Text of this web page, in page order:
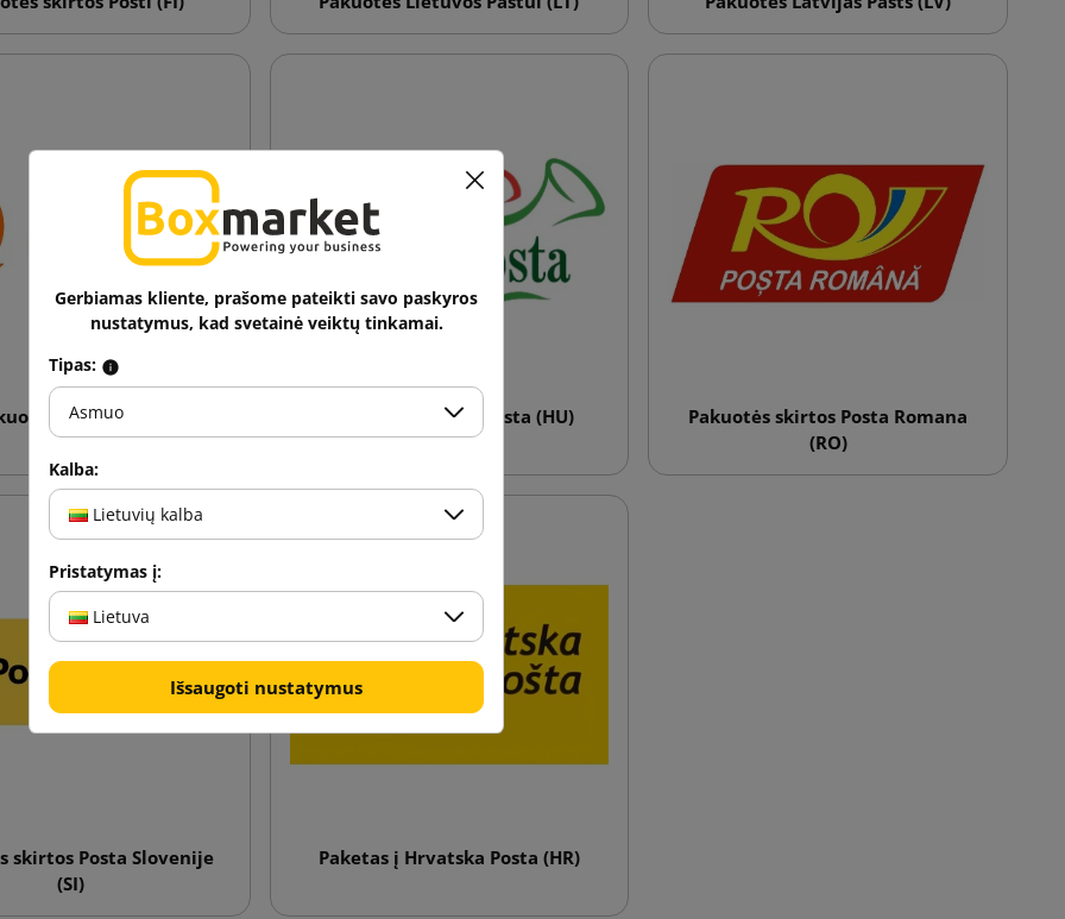
Omniva (EE) Pakuotės Magyar Posta (HU)
Pakuotės skirtos Posta Romana
(RO)
skirtos Posta Slovenije
(SI)
Paketas į Hrvatska Posta (HR)
Gerbiamas kliente, prašome pateikti savo paskyros
nustatymus, kad svetainė veiktų tinkamai.
Tipas:
Asmuo
Kalba:
Lietuvių kalba
Pristatymas į:
Lietuva
Išsaugoti nustatymus